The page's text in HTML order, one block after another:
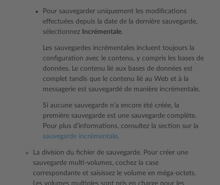
Pour sauvegarder uniquement les modifications
effectuées depuis la date de la dernière sauvegarde,
sélectionnez
Incrémentale.
Les sauvegardes incrémentales incluent toujours la
configuration avec le contenu, y compris les bases de
données. Le contenu lié aux bases de données est
complet tandis que le contenu lié au Web et à la
messagerie est sauvegardé de manière incrémentale.
Si aucune sauvegarde n’a encore été créée, la
première sauvegarde est une sauvegarde complète.
Pour plus d’informations, consultez la section sur la
sauvegarde incrémentale.
La division du fichier de sauvegarde. Pour créer une
sauvegarde multi-volumes, cochez la case
correspondante et saisissez le volume en méga-octets.
Les volumes multiples sont pris en charge pour les